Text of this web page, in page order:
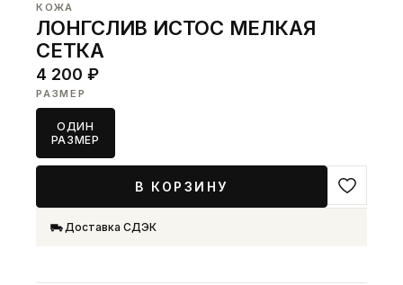
КОЖА
ЛОНГСЛИВ ИСТОС МЕЛКАЯ
СЕТКА
4 200 ₽
РАЗМЕР
ОДИН
РАЗМЕР
В КОРЗИНУ
Доставка СДЭК